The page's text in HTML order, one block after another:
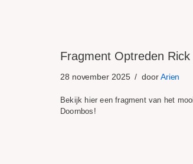
Fragment Optreden
28 november 2025 doorArien
Bekijk hier een fragment van het
Doornbos!